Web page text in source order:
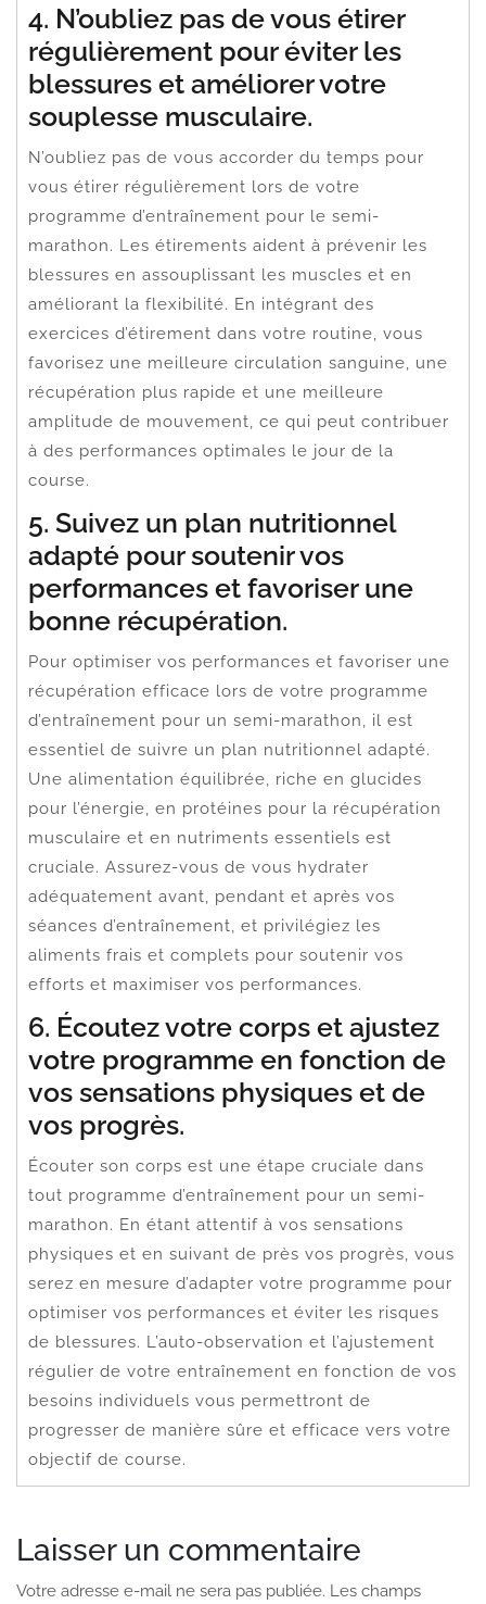
4. N’oubliez pas de vous étirer
régulièrement pour éviter les
blessures et améliorer votre
souplesse musculaire.
N’oubliez pas de vous accorder du temps pour
vous étirer régulièrement lors de votre
programme d’entraînement pour le semi-
marathon. Les étirements aident à prévenir les
blessures en assouplissant les muscles et en
améliorant la flexibilité. En intégrant des
exercices d’étirement dans votre routine, vous
favorisez une meilleure circulation sanguine, une
récupération plus rapide et une meilleure
amplitude de mouvement, ce qui peut contribuer
à des performances optimales le jour de la
course.
5. Suivez un plan nutritionnel
adapté pour soutenir vos
performances et favoriser une
bonne récupération.
Pour optimiser vos performances et favoriser une
récupération efficace lors de votre programme
d’entraînement pour un semi-marathon, il est
essentiel de suivre un plan nutritionnel adapté.
Une alimentation équilibrée, riche en glucides
pour l’énergie, en protéines pour la récupération
musculaire et en nutriments essentiels est
cruciale. Assurez-vous de vous hydrater
adéquatement avant, pendant et après vos
séances d’entraînement, et privilégiez les
aliments frais et complets pour soutenir vos
efforts et maximiser vos performances.
6. Écoutez votre corps et ajustez
votre programme en fonction de
vos sensations physiques et de
vos progrès.
Écouter son corps est une étape cruciale dans
tout programme d’entraînement pour un semi-
marathon. En étant attentif à vos sensations
physiques et en suivant de près vos progrès, vous
serez en mesure d’adapter votre programme pour
optimiser vos performances et éviter les risques
de blessures. L’auto-observation et l’ajustement
régulier de votre entraînement en fonction de vos
besoins individuels vous permettront de
progresser de manière sûre et efficace vers votre
objectif de course.
Laisser un commentaire
Votre adresse e-mail ne sera pas publiée. Les champs